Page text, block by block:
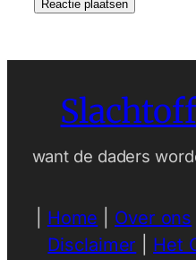
want de daders
Home Over ons
Disclaimer
Het